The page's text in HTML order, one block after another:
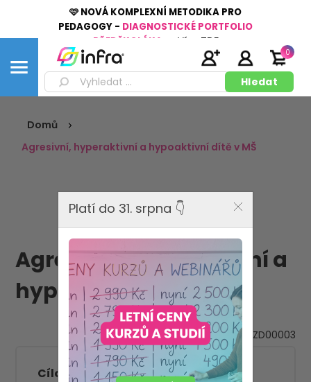
🩷 NOVÁ KOMPLEXNÍ METODIKA PRO
PEDAGOGY - DIAGNOSTICKÉ PORTFOLIO
PŘEDŠKOLÁKA
Více ZDE
0
Domů
Agresivní, hyperaktivní a hypoaktivní dítě v MŠ
Agresivní, hyperaktivní a
hypoaktivní dítě v MŠ
VZD00003
Cílová skupina Asistent pedagoga
Platí do 31. srpna 👇